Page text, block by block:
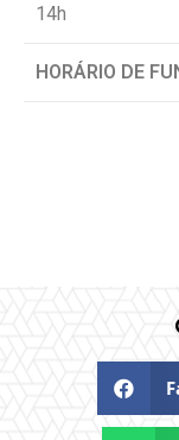
14h
HORÁRIO DE